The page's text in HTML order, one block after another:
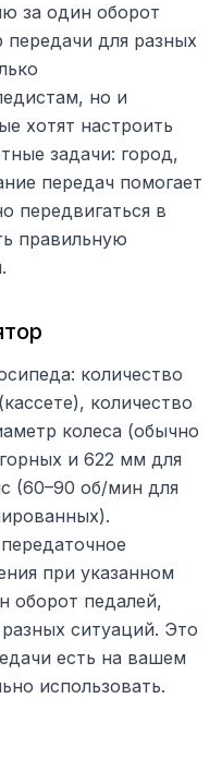
за один оборот
для разных
но и
хотят настроить
задачи: город,
передач помогает
передвигаться в
правильную
количество
количество
колеса (обычно
и 622 мм для
(60–90 об/мин для
при указанном
оборот педалей,
ситуаций. Это
есть на вашем
использовать.